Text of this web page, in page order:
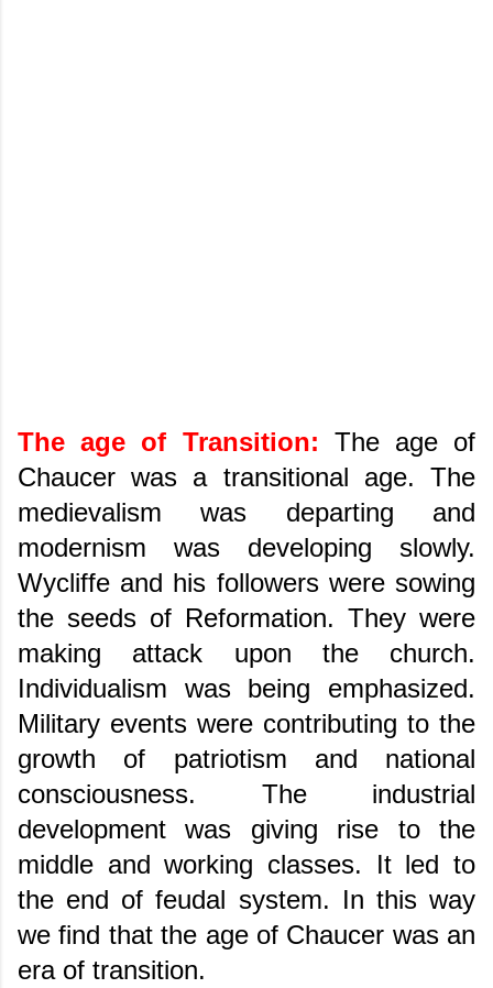
The age of Transition: The age of
Chaucer was a transitional age. The
medievalism was departing and
modernism was developing slowly.
Wycliffe and his followers were sowing
the seeds of Reformation. They were
making attack upon the church.
Individualism was being emphasized.
Military events were contributing to the
growth of patriotism and national
consciousness. The industrial
development was giving rise to the
middle and working classes. It led to
the end of feudal system. In this way
we find that the age of Chaucer was an
era of transition.